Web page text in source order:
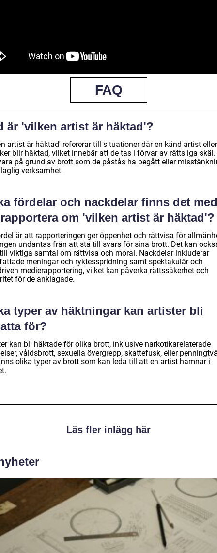
FAQ
är 'vilken artist är häktad'?
artist är häktad' refererar till situationer där en känd artist eller
blir häktad, vilket innebär att de tas i förvar av rättsliga skäl.
på grund av brott som de påstås ha begått eller
verksamhet.
fördelar och nackdelar finns det med
om 'vilken artist är häktad'?
är att rapporteringen ger öppenhet och rättvisa för
undantas från att stå till svars för sina brott. Det kan
viktiga samtal om rättvisa och moral. Nackdelar inkluderar
meningar och ryktesspridning samt spektakulär och
medierapportering, vilket kan påverka rättssäkerhet och
för de anklagade.
typer av häktningar kan artister bli
för?
kan bli häktade för olika brott, inklusive narkotikarelaterade
våldsbrott, sexuella övergrepp, skattefusk, eller
olika typer av brott som kan leda till att en artist hamnar i
Läs fler inlägg här